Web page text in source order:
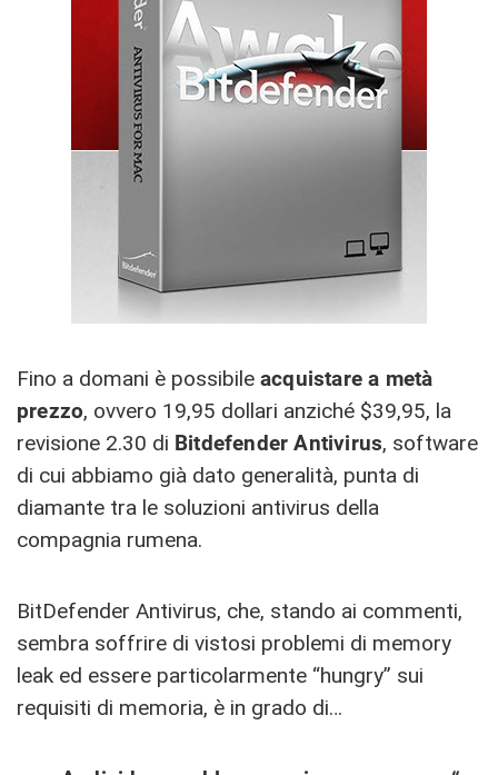
Fino a domani è possibile acquistare a metà
prezzo, ovvero 19,95 dollari anziché $39,95, la
revisione 2.30 di Bitdefender Antivirus, software
di cui abbiamo già dato generalità, punta di
diamante tra le soluzioni antivirus della
compagnia rumena.
BitDefender Antivirus, che, stando ai commenti,
sembra soffrire di vistosi problemi di memory
leak ed essere particolarmente “hungry” sui
requisiti di memoria, è in grado di…